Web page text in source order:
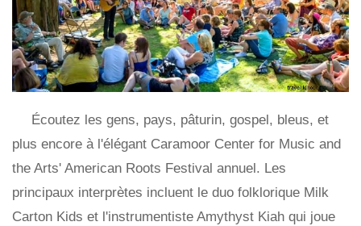
Écoutez les gens, pays, pâturin, gospel, bleus, et
plus encore à l'élégant Caramoor Center for Music and
the Arts' American Roots Festival annuel. Les
principaux interprètes incluent le duo folklorique Milk
Carton Kids et l'instrumentiste Amythyst Kiah qui joue